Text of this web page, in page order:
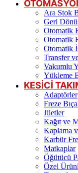
Ara Stok
Geri
Otomatik
Otomatik
Otomatik
Transfer
Vakumlu
Yükleme
KESİCİ
Adaptörler
Freze
Jiletler
Kağıt ve
Kaplama
Karbür
Matkaplar
Öğütücü
Özel